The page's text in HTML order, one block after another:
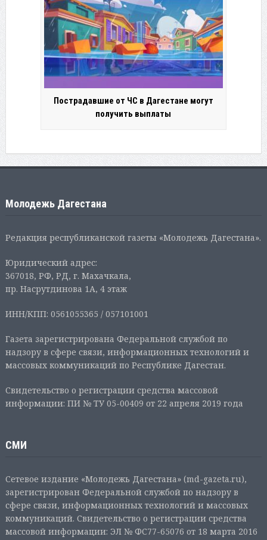
Пострадавшие от ЧС в Дагестане могут
получить выплаты
Молодежь Дагестана
Редакция республиканской газеты «Молодежь Дагестана».
Юридический адрес:
367018, РФ, РД, г. Махачкала,
пр. Насрутдинова 1А, 4 этаж
ИНН/КПП: 0561055365 / 057101001
Газета зарегистрирована Федеральной службой по
надзору в сфере связи, информационных технологий и
массовых коммуникаций по Республике Дагестан.
Свидетельство о регистрации средства массовой
информации: ПИ № ТУ 05-00409 от 22 апреля 2019 года
СМИ
Сетевое издание «Молодежь Дагестана» (md-gazeta.ru),
зарегистрирован Федеральной службой по надзору в
сфере связи, информационных технологий и массовых
коммуникаций. Свидетельство о регистрации средства
массовой информации: ЭЛ № ФС77-65076 от 18 марта 2016